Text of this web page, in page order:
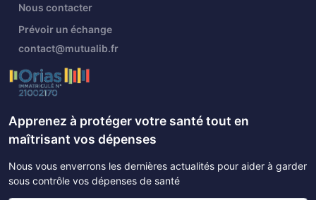
Nous contacter
Prévoir un échange
contact@mutualib.fr
Apprenez à protéger votre santé tout en
maîtrisant vos dépenses
Nous vous enverrons les dernières actualités pour aider à garder
sous contrôle vos dépenses de santé